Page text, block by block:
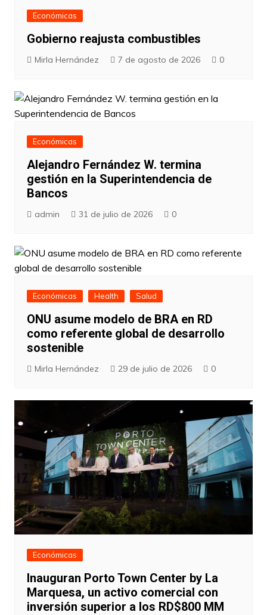
Económicas
Gobierno reajusta combustibles
Mirla Hernández 7 de agosto de 2026 0
Económicas
Alejandro Fernández W. termina
gestión en la Superintendencia de
Bancos
admin 31 de julio de 2026 0
Económicas Health Salud
ONU asume modelo de BRA en RD
como referente global de desarrollo
sostenible
Mirla Hernández 29 de julio de 2026 0
Económicas
Inauguran Porto Town Center by La
Marquesa, un activo comercial con
inversión superior a los RD$800 MM